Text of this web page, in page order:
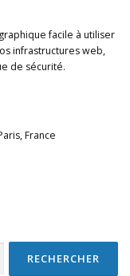
facile à utiliser
infrastructures web,
de sécurité.
France